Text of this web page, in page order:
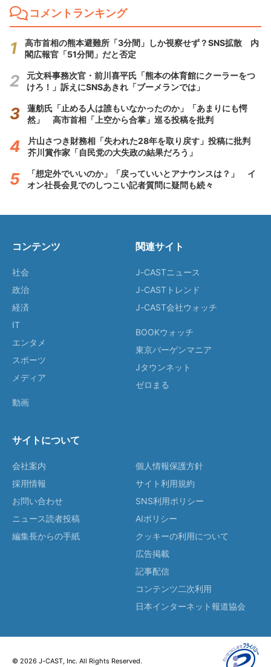
コメントランキング
高市首相の熊本避難所「3分間」しか視察せず？SNS拡散 内
閣広報官「51分間」だと否定
元文科事務次官・前川喜平氏「熊本の体育館にクーラーをつ
けろ！」訴えにSNSあきれ「ブーメランでは」
蓮舫氏「止める人は誰もいなかったのか」「あまりにも愕
然」 高市首相「上空から合掌」巡る投稿を批判
片山さつき財務相「失われた28年を取り戻す」投稿に批判
芥川賞作家「自民党の大失政の結果だろう」
「想定外でいいのか」「戻っていいとアナウンスは？」 イ
オン社長会見でのしつこい記者質問に疑問も続々
コンテンツ
社会
政治
経済
IT
エンタメ
スポーツ
メディア
動画
関連サイト
J-CASTニュース
J-CASTトレンド
J-CAST会社ウォッチ
BOOKウォッチ
東京バーゲンマニア
Jタウンネット
ゼロまる
サイトについて
会社案内
採用情報
お問い合わせ
ニュース読者投稿
編集長からの手紙
個人情報保護方針
サイト利用規約
SNS利用ポリシー
AIポリシー
クッキーの利用について
広告掲載
記事配信
コンテンツ二次利用
日本インターネット報道協会
© 2026 J-CAST, Inc. All Rights Reserved.